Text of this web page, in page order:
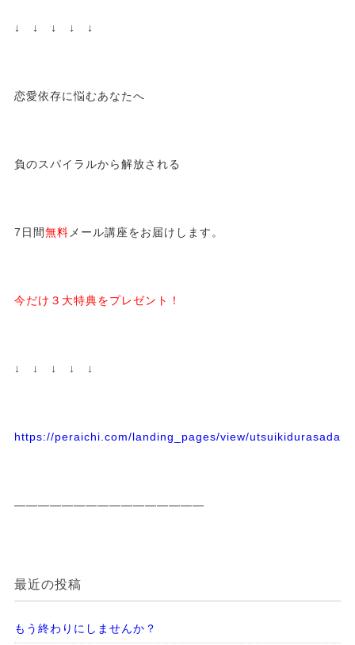
↓ ↓ ↓ ↓ ↓
恋愛依存に悩むあなたへ
負のスパイラルから解放される
7日間無料 メール講座をお届けします。
今だけ３大特典をプレゼント！
↓ ↓ ↓ ↓ ↓
https://peraichi.com/landing_pages/view/
————————————————
最近の投稿
もう終わりにしませんか？